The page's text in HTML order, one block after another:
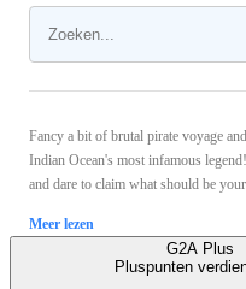
Fancy a bit of brutal pirate voyage
Indian Ocean's most infamous
and dare to claim what should be
Meer lezen
G2A Plus
Pluspunten